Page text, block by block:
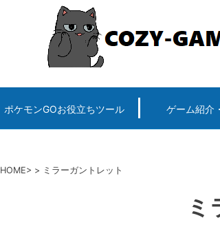
ポケモンGOお役立ちツール ゲーム紹介
HOME ミラーガントレット
ミ